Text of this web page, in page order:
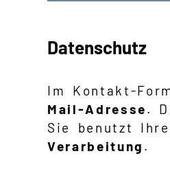
Datenschutz
Im Kontakt-
Mail-Adresse.
Sie benutzt
Verarbeitung .